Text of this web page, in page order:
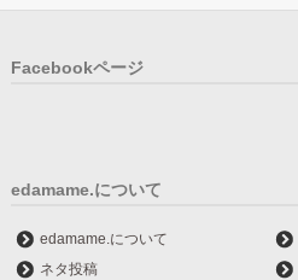
Facebookページ
edamame.について
edamame.について
ネタ投稿